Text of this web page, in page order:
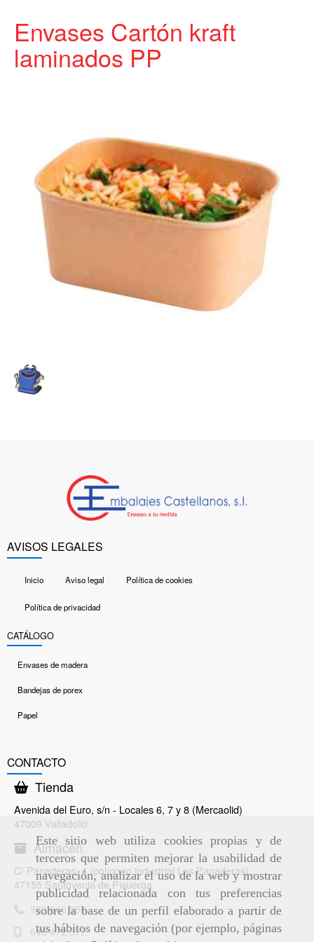
Este sitio web utiliza cookies propias y de
terceros que permiten mejorar la usabilidad de
navegación, analizar el uso de la web y mostrar
publicidad relacionada con tus preferencias
sobre la base de un perfil elaborado a partir de
tus hábitos de navegación (por ejemplo, páginas
Envases Cartón kraft
laminados PP
AVISOS LEGALES
Inicio Aviso legal Política de cookies
Política de privacidad
CATÁLOGO
Envases de madera
Bandejas de porex
Papel
CONTACTO
Tienda
Avenida del Euro, s/n - Locales 6, 7 y 8 (Mercaolid)
47009 Valladolid
Almacén
C/ Panaderas, 4 (polígono industrial Las Panaderas)
47155 Santovenia de Pisuerga
983 845 256
646 472 377